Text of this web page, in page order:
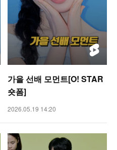
가을 선배 모먼트[O! STAR
숏폼]
2026.05.19 14:20